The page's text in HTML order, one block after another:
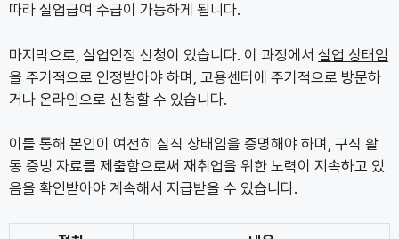
따라 실업급여 수급이 가능하게 됩니다.
마지막으로, 실업인정 신청이 있습니다. 이 과정에서 실업 상태임
을 주기적으로 인정받아야 하며, 고용센터에 주기적으로 방문하
거나 온라인으로 신청할 수 있습니다.
이를 통해 본인이 여전히 실직 상태임을 증명해야 하며, 구직 활
동 증빙 자료를 제출함으로써 재취업을 위한 노력이 지속하고 있
음을 확인받아야 계속해서 지급받을 수 있습니다.